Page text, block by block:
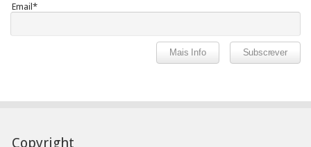
Email*
Copyright